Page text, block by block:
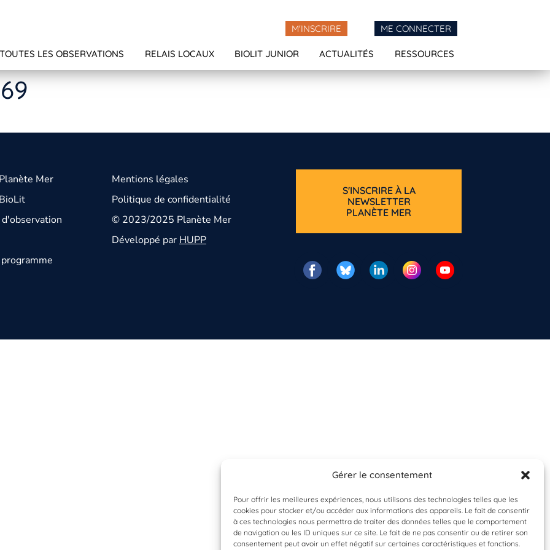
Gérer le consentement
Pour offrir les meilleures expériences, nous utilisons des technologies telles que les
cookies pour stocker et/ou accéder aux informations des appareils. Le fait de consentir
à ces technologies nous permettra de traiter des données telles que le comportement
de navigation ou les ID uniques sur ce site. Le fait de ne pas consentir ou de retirer son
consentement peut avoir un effet négatif sur certaines caractéristiques et fonctions.
M'INSCRIRE ME CONNECTER
TOUTES LES OBSERVATIONS RELAIS LOCAUX BIOLIT JUNIOR ACTUALITÉS RESSOURCES
Mer
Mentions légales
Politique de confidentialité
© 2023/2025 Planète Mer
Développé parHUPP
S'INSCRIRE À LA
NEWSLETTER
PLANÈTE MER